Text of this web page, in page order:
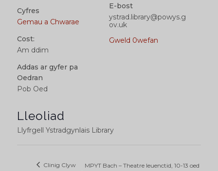
Cyfres
Gemau a Chwarae
Cost:
Am ddim
Addas ar gyfer pa
Oedran
Pob Oed
Lleoliad
Llyfrgell Ystradgynlais Library
E-bost
ystrad.library@powys.g
ov.uk
Gweld 0wefan
Clinig Clyw MPYT Bach – Theatre Ieuenctid, 10-13 oed